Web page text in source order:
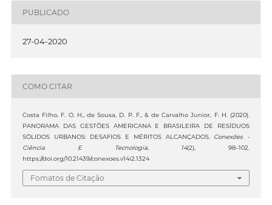
PUBLICADO
27-04-2020
COMO CITAR
Costa Filho, F. O. H., de Sousa, D. P. F., & de Carvalho Junior, F. H. (2020).
PANORAMA DAS GESTÕES AMERICANA E BRASILEIRA DE RESÍDUOS
SÓLIDOS URBANOS: DESAFIOS E MÉRITOS ALCANÇADOS. Conexões -
Ciência E Tecnologia, 14(2), 98–102.
https://doi.org/10.21439/conexoes.v14i2.1324
Fomatos de Citação